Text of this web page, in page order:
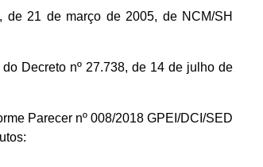
de 21 de março de 2005, de NCM/SH
Decreto nº 27.738, de 14 de julho de
Parecer nº 008/2018 GPEI/DCI/SED